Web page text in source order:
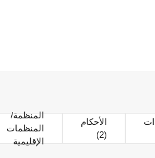
الأحكام
المنظمة/
المنظمات
الإقليمية